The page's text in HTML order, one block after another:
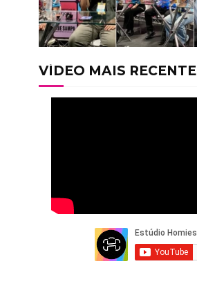
VÍDEO MAIS RECENTE